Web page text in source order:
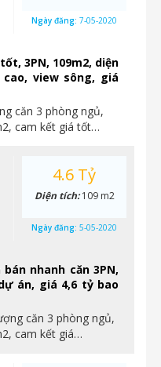
3PN, 109m2, diện
view sông, giá
căn 3 phòng ngủ,
cam kết giá tốt…
Ngày đăng: 7-05-2020
nhanh căn 3PN,
án, giá 4,6 tỷ bao
căn 3 phòng ngủ,
cam kết giá…
4.6 Tỷ
Diện tích:109 m2
Ngày đăng: 5-05-2020